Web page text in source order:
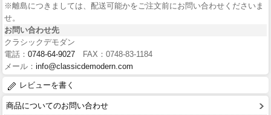
※離島につきましては、配送可能かをご注文前にお問い合わせくださいま
せ。
お問い合わせ先
クラシックデモダン
電話： 0748-64-9027 FAX：0748-83-1184
メール： info@classicdemodern.com
レビューを書く
商品についてのお問い合わせ